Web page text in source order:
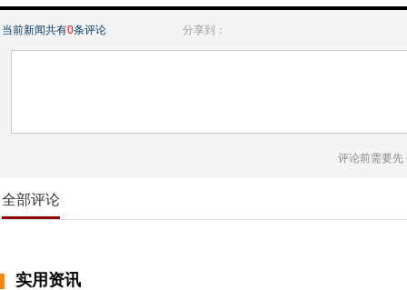
当前新闻共有0条评论 分享到：
评论前需要先
全部评论
实用资讯